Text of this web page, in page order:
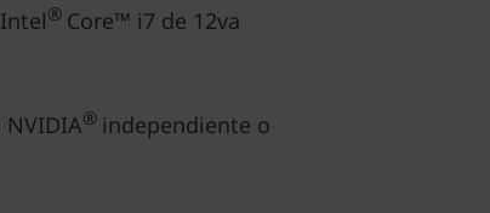
® Core™ i7 de 12va
® independiente o